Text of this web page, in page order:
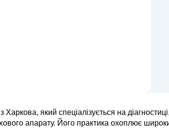
який спеціалізується на діагностиці,
апарату. Його практика охоплює